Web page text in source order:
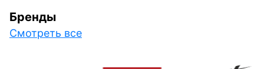
Бренды
Смотреть все